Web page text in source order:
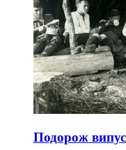
Подорож